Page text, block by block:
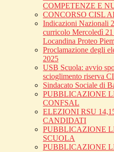
COMPETENZE E
CONCORSO CISL
Indicazioni Nazionali
curricolo Mercoledì
Locandina Proteo
Proclamazione degli
2025
USB Scuola: avvio
scioglimento riserva
Sindacato Sociale di
PUBBLICAZIONE
CONFSAL
ELEZIONI RSU
CANDIDATI
PUBBLICAZIONE
SCUOLA
PUBBLICAZIONE